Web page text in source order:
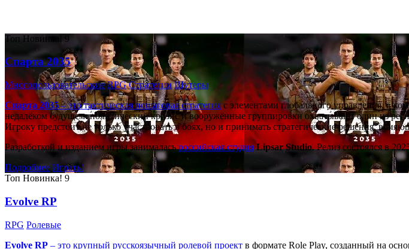
Топ Новинка! 9
Спарта 2035
Многопользовательские RPG Стратегии Шутеры
Спарта 2035– это тактическаяпошаговая стратегияс элементами глобального управления, в
недалёком будущем: политический кризис и вооружённые группировки охватывают один из
Игроку предстоит не только участвовать в боях, но и принимать стратегические решения,
Разработкой и изданием игры занималасьроссийская студия Lipsar Studio. Релиз состоялся в
Подробнее Играть!
Топ Новинка! 9
Evolve RP
RPG Ролевые
Evolve RP – это крупный русскоязычный ролевой проект в формате Role Play, созданный на